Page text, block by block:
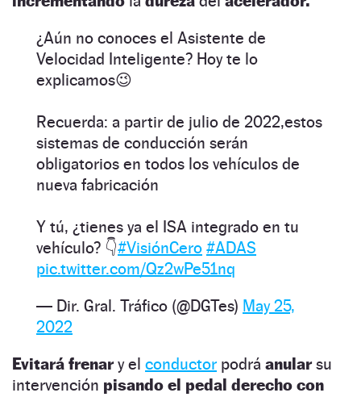
¿Aún no conoces el Asistente de
Velocidad Inteligente? Hoy te lo
explicamos😉
Recuerda: a partir de julio de 2022,estos
sistemas de conducción serán
obligatorios en todos los vehículos de
nueva fabricación
Y tú, ¿tienes ya el ISA integrado en tu
vehículo? 👇​#VisiónCero #ADAS
pic.twitter.com/Qz2wPe51nq
— Dir. Gral. Tráfico (@DGTes) May 25,
2022
Evitará frenary el conductor podrá anularsu
intervención pisando el pedal derecho con